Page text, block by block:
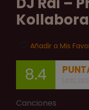
Añadir a Mis
8.4
Canciones